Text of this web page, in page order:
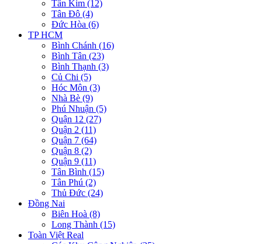
Tân Kim (12)
Tân Đô (4)
Đức Hòa (6)
TP HCM
Bình Chánh (16)
Bình Tân (23)
Bình Thạnh (3)
Củ Chi (5)
Hóc Môn (3)
Nhà Bè (9)
Phú Nhuận (5)
Quận 12 (27)
Quận 2 (11)
Quận 7 (64)
Quận 8 (2)
Quận 9 (11)
Tân Bình (15)
Tân Phú (2)
Thủ Đức (24)
Đồng Nai
Biên Hoà (8)
Long Thành (15)
Toàn Việt Real